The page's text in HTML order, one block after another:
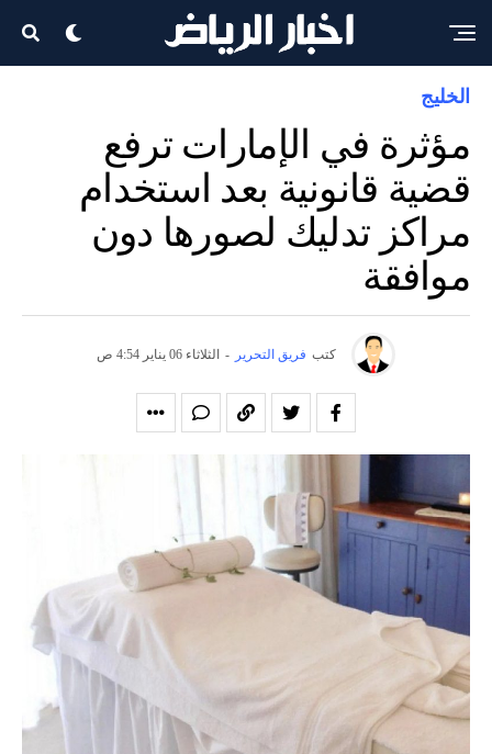
الخليج
مؤثرة في الإمارات ترفع
قضية قانونية بعد استخدام
مراكز تدليك لصورها دون
موافقة
كتب فريق التحرير - الثلاثاء 06 يناير 4:54 ص